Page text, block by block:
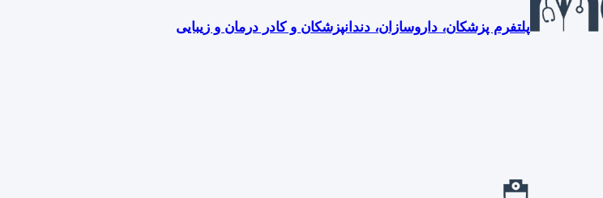
پلتفرم پزشکان، داروسازان، دندانپزشکان و کادر درمان و زیبایی